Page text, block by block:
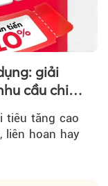
giải
cầu chi
tiêu tăng cao
liên hoan hay